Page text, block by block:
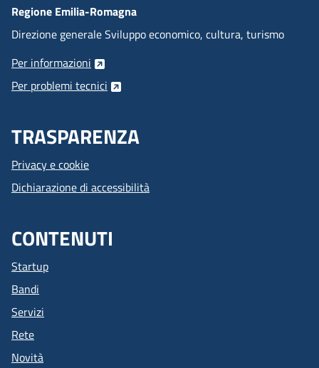
Regione Emilia-Romagna
Direzione generale Sviluppo economico, cultura, turismo
Per informazioni
Per problemi tecnici
TRASPARENZA
Privacy e cookie
Dichiarazione di accessibilità
CONTENUTI
Startup
Bandi
Servizi
Rete
Novità